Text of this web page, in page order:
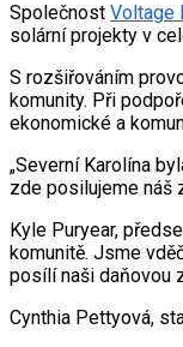
Společnost Voltage
solární projekty v
S rozšiřováním
komunity. Při
ekonomické a
„Severní Karolína
zde posilujeme náš
Kyle Puryear,
komunitě. Jsme
posílí naši daňovou
Cynthia Pettyová,